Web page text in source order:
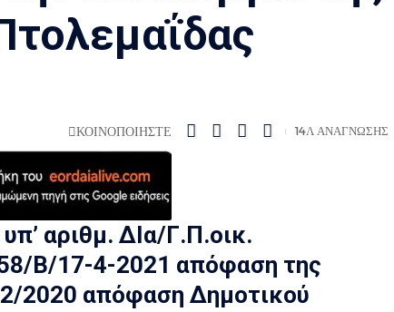
ΚΟΙΝΟΠΟΙΗΣΤΕ 14Λ ΑΝΑΓΝΩΣΗΣ
αριθμ. ΔΙα/Γ.Π.οικ.
Β/17-4-2021 απόφαση της
2020 απόφαση Δημοτικού